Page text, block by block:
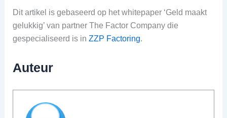
Dit artikel is gebaseerd op het whitepaper ‘Geld maakt
gelukkig’ van partner The Factor Company die
gespecialiseerd is in ZZP Factoring.
Auteur